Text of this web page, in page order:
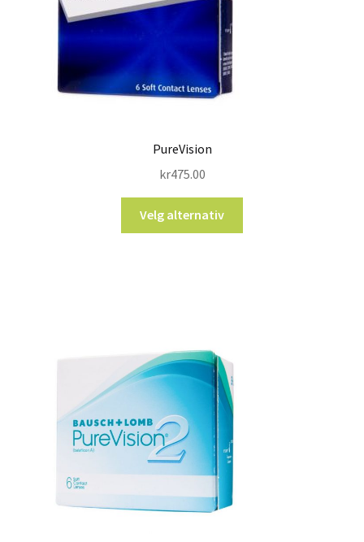
PureVision
kr475.00
Velg alternativ